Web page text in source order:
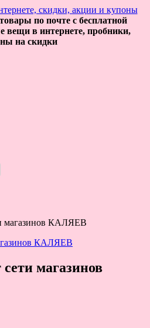
по почте с бесплатной
вещи в интернете, пробники,
на скидки
магазинов КАЛЯЕВ
магазинов